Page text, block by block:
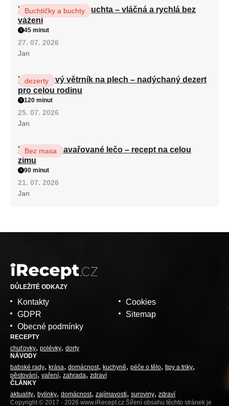
Hrnková maková buchta – vláčná a rychlá bez
vážení
Buchtičky a buchty
45 minut
27. 07. 2026
Jan
Karamelový větrník na plech – nadýchaný dezert
pro celou rodinu
dezerty
120 minut
25. 07. 2026
Jan
Babiččino zavařované lečo – recept na celou
zimu
Bez masa
90 minut
21. 07. 2026
Jan
DŮLEŽITÉ ODKAZY
Kontakty
GDPR
Obecné podmínky
Cookies
Sitemap
RECEPTY
chuťovky polévky dorty
NÁVODY
babské rady krása domácnost kuchyně péče o tělo tipy a triky
pěstování vaření zahrada
zdraví
ČLÁNKY
aktuality bylinky domácnost zajímavosti suroviny zdraví
Copyright © 2017 - 2026 www.iRecept.cz Šíření obsahu těchto stránek je